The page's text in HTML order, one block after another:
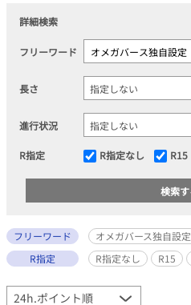
詳細検索
フリーワード
長さ
進行状況
R指定 R指定なし R15
フリーワード
オメガバース独自設定
R指定
R指定なし R15